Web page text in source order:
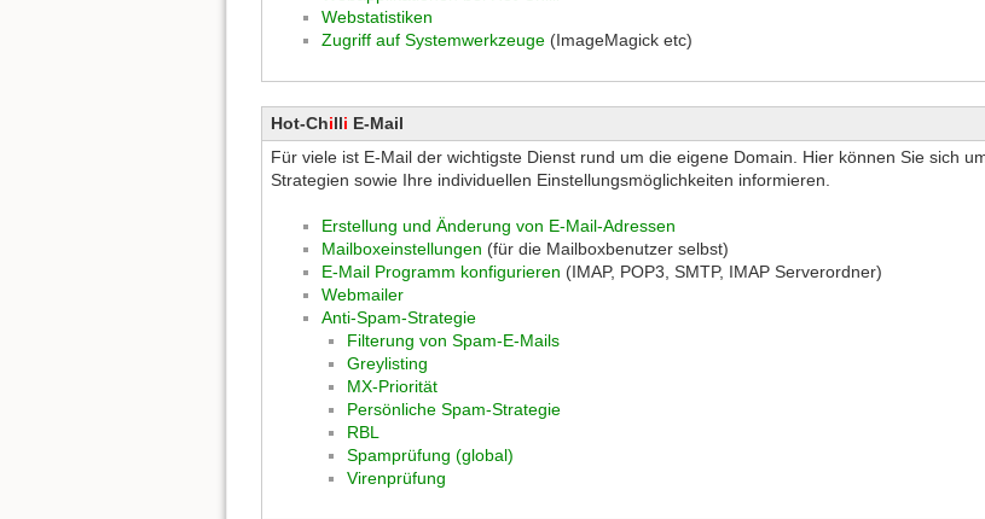
Webstatistiken
Zugriff auf Systemwerkzeuge (ImageMagick etc)
Hot-Chilli E-Mail
Für viele ist E-Mail der wichtigste Dienst rund um die eigene Domain. Hier können Sie sich
Strategien sowie Ihre individuellen Einstellungsmöglichkeiten informieren.
Erstellung und Änderung von E-Mail-Adressen
Mailboxeinstellungen (für die Mailboxbenutzer selbst)
E-Mail Programm konfigurieren (IMAP, POP3, SMTP, IMAP Serverordner)
Webmailer
Anti-Spam-Strategie
Filterung von Spam-E-Mails
Greylisting
MX-Priorität
Persönliche Spam-Strategie
RBL
Spamprüfung (global)
Virenprüfung